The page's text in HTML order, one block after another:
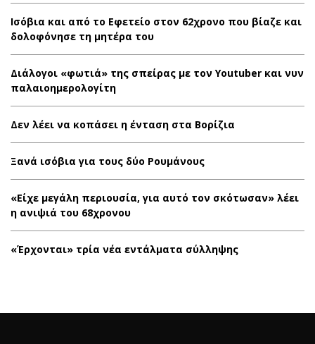
Ισόβια και από το Εφετείο στον 62χρονο που βίαζε και
δολοφόνησε τη μητέρα του
Διάλογοι «φωτιά» της σπείρας με τον Youtuber και νυν
παλαιοημερολογίτη
Δεν λέει να κοπάσει η ένταση στα Βορίζια
Ξανά ισόβια για τους δύο Ρουμάνους
«Είχε μεγάλη περιουσία, για αυτό τον σκότωσαν» λέει
η ανιψιά του 68χρονου
«Έρχονται» τρία νέα εντάλματα σύλληψης